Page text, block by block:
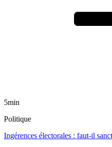
5min
Politique
Ingérences électorales : faut-il